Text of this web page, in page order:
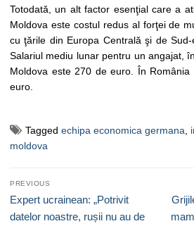
Totodată, un alt factor esenţial care a
Moldova este costul redus al forţei de
cu ţările din Europa Centrală şi de
Salariul mediu lunar pentru un angajat,
Moldova este 270 de euro. În România
euro.
Tagged echipa economica germana
moldova
Navigare
în
articole
PREVIOUS
Previous
post:
Expert ucrainean: „Potrivit
datelor noastre, rușii nu au de
Next
post: